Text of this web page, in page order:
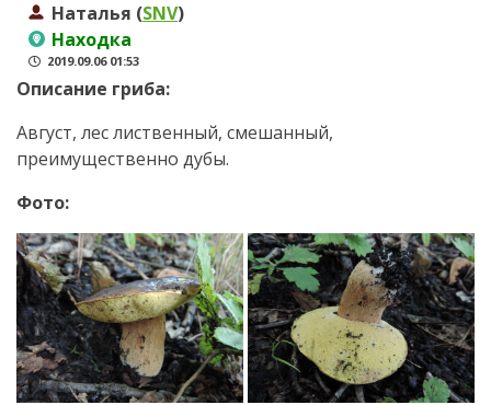
Наталья (SNV)
Находка
2019.09.06 01:53
Описание гриба:
Август, лес лиственный, смешанный,
преимущественно дубы.
Фото: